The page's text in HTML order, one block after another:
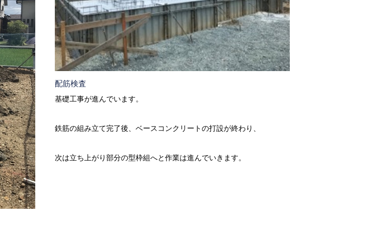
配筋検査
基礎工事が進んでいます。
鉄筋の組み立て完了後、ベースコンクリートの打設が終わり、
次は立ち上がり部分の型枠組へと作業は進んでいきます。